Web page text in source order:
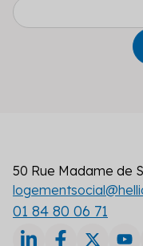
50 Rue Madame de
01 84 80 06 71